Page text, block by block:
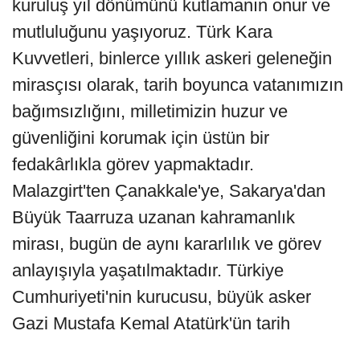
kuruluş yıl dönümünü kutlamanın onur ve
mutluluğunu yaşıyoruz. Türk Kara
Kuvvetleri, binlerce yıllık askeri geleneğin
mirasçısı olarak, tarih boyunca vatanımızın
bağımsızlığını, milletimizin huzur ve
güvenliğini korumak için üstün bir
fedakârlıkla görev yapmaktadır.
Malazgirt'ten Çanakkale'ye, Sakarya'dan
Büyük Taarruza uzanan kahramanlık
mirası, bugün de aynı kararlılık ve görev
anlayışıyla yaşatılmaktadır. Türkiye
Cumhuriyeti'nin kurucusu, büyük asker
Gazi Mustafa Kemal Atatürk'ün tarih